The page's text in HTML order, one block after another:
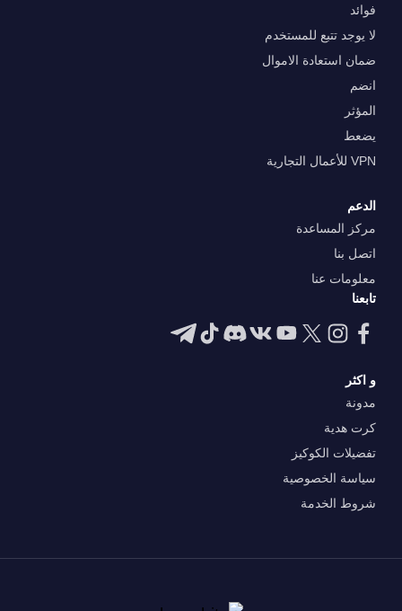
فوائد
لا يوجد تتبع للمستخدم
ضمان استعادة الاموال
انضم
المؤثر
يضعط
VPN للأعمال التجارية
الدعم
مركز المساعدة
اتصل بنا
معلومات عنا
تابعنا
و اكثر
مدونة
كرت هدية
تفضيلات الكوكيز
سياسة الخصوصية
شروط الخدمة